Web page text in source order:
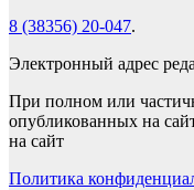
8 (38356) 20-047.
Электронный адрес
При полном или
опубликованных на
на сайт
Политика